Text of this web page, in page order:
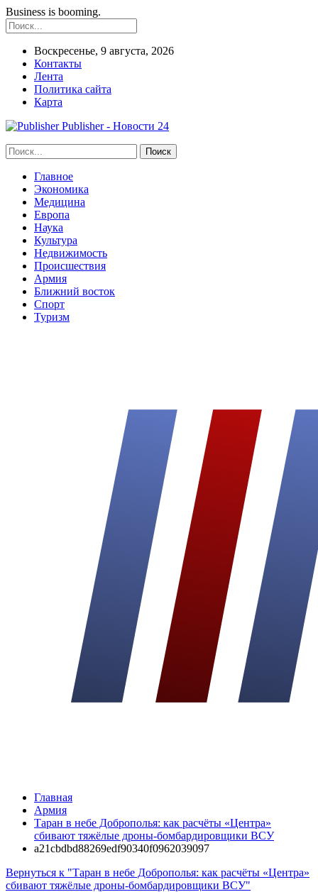
Business is booming.
Воскресенье, 9 августа, 2026
Контакты
Лента
Политика сайта
Карта
Publisher - Новости 24
Главное
Экономика
Медицина
Европа
Наука
Культура
Недвижимость
Происшествия
Армия
Ближний восток
Спорт
Туризм
Главная
Армия
Таран в небе Доброполья: как расчёты «Центра»
сбивают тяжёлые дроны-бомбардировщики ВСУ
a21cbdbd88269edf90340f0962039097
Вернуться к "Таран в небе Доброполья: как расчёты «Центра»
сбивают тяжёлые дроны-бомбардировщики ВСУ"